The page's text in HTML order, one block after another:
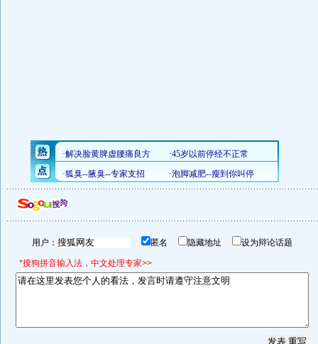
用户： 匿名 隐藏地址 设为辩论话题
*搜狗拼音输入法，中文处理专家>>